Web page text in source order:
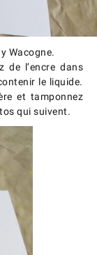
Wacogne.
de l’encre dans
le liquide.
et tamponnez
qui suivent.